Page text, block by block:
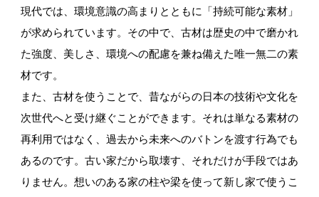
現代では、環境意識の高まりとともに「持続可能な素材」
が求められています。その中で、古材は歴史の中で磨かれ
た強度、美しさ、環境への配慮を兼ね備えた唯一無二の素
材です。
また、古材を使うことで、昔ながらの日本の技術や文化を
次世代へと受け継ぐことができます。それは単なる素材の
再利用ではなく、過去から未来へのバトンを渡す行為でも
あるのです。古い家だから取壊す、それだけが手段ではあ
りません。想いのある家の柱や梁を使って新し家で使うこ